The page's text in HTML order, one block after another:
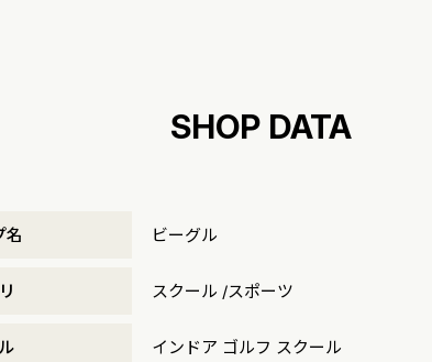
SHOP DATA
名 ビーグル
スクール /スポーツ
インドア ゴルフ スクール